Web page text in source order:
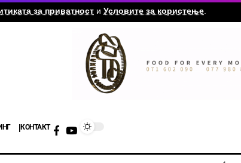
за приватност и Условите за користење.
КОНТАКТ